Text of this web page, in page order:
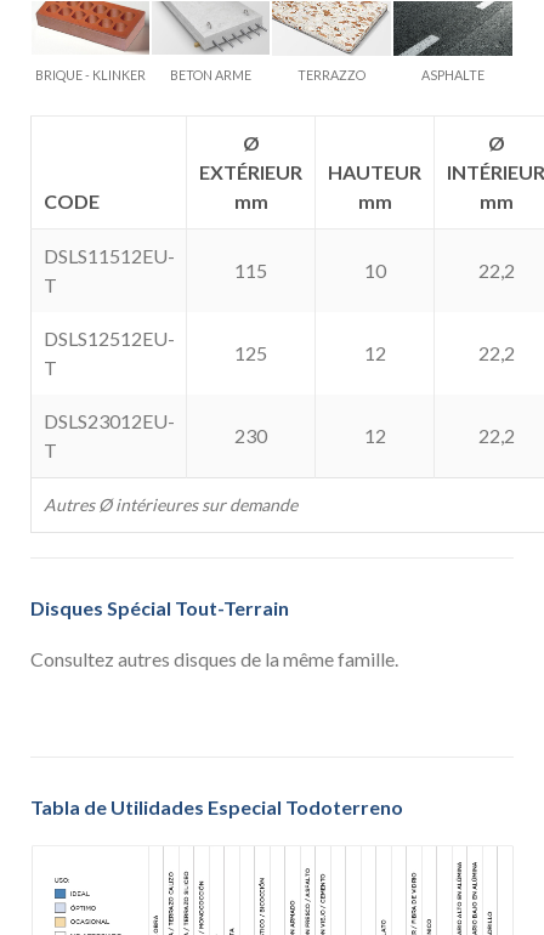
BRIQUE - KLINKER BETON ARME TERRAZZO ASPHALTE
CODE
Ø
EXTÉRIEUR
mm
HAUTEUR
mm
Ø
INTÉRIEUR
mm
Autres Ø intérieures sur demande
DSLS11512EU-
T
115 10 22,2
DSLS12512EU-
T
125 12 22,2
DSLS23012EU-
T
230 12 22,2
Disques Spécial Tout-Terrain
Consultez autres disques de la même famille.
Tabla de Utilidades Especial Todoterreno